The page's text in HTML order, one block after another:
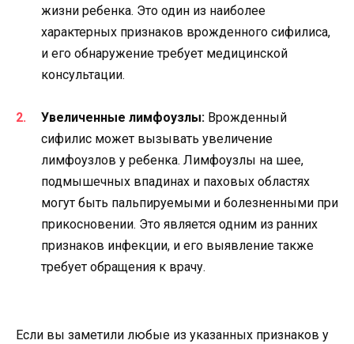
жизни ребенка. Это один из наиболее
характерных признаков врожденного сифилиса,
и его обнаружение требует медицинской
консультации.
Увеличенные лимфоузлы: Врожденный
сифилис может вызывать увеличение
лимфоузлов у ребенка. Лимфоузлы на шее,
подмышечных впадинах и паховых областях
могут быть пальпируемыми и болезненными при
прикосновении. Это является одним из ранних
признаков инфекции, и его выявление также
требует обращения к врачу.
Если вы заметили любые из указанных признаков у